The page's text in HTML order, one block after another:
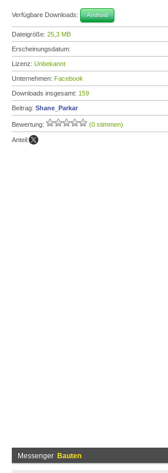
Verfügbare Downloads: Android
Dateigröße: 25,3 MB
Erscheinungsdatum:
Lizenz: Unbekannt
Unternehmen: Facebook
Downloads insgesamt: 159
Beitrag: Shane_Parkar
Bewertung: (0 stimmen)
Anteil:
Messenger Bauten